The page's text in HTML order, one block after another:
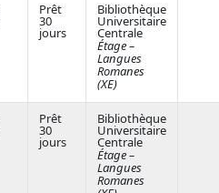
Prêt
30
jours
Bibliothèque
Universitaire
Centrale
Étage –
Langues
Romanes
(XE)
Prêt
30
jours
Bibliothèque
Universitaire
Centrale
Étage –
Langues
Romanes